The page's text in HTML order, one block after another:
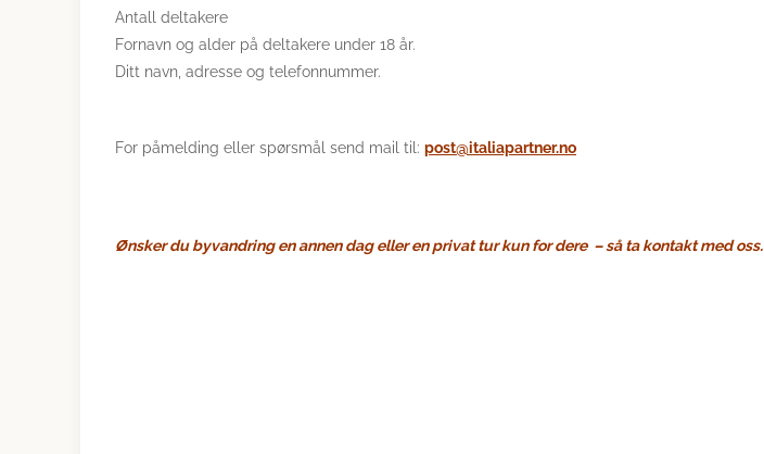
Antall deltakere
Fornavn og alder på deltakere under 18 år.
Ditt navn, adresse og telefonnummer.
For påmelding eller spørsmål send mail til: post@italiapartner.no
Ønsker du byvandring en annen dag eller en privat tur kun for dere – så ta kontakt med oss.